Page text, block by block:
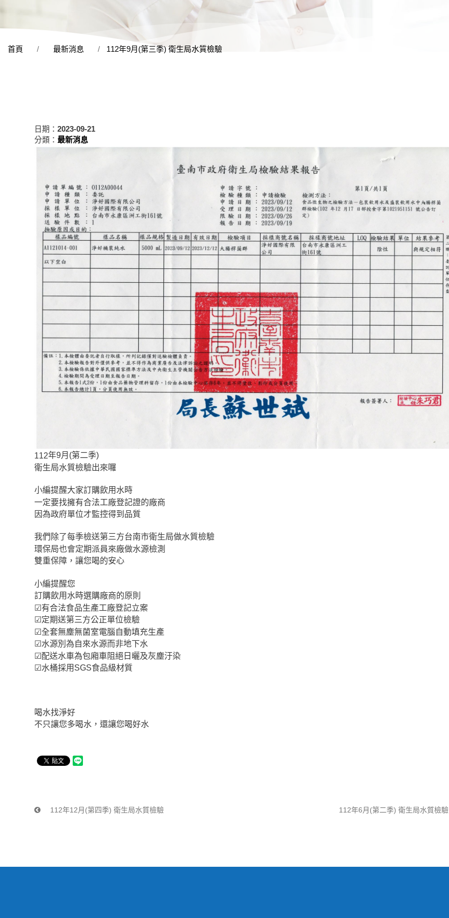
首頁 最新消息 112年9月(第三季) 衛生局水質檢驗
日期：2023-09-21
分類：最新消息
112年9月(第二季)
衛生局水質檢驗出來囉
小編提醒大家訂購飲用水時
一定要找擁有合法工廠登記證的廠商
因為政府單位才監控得到品質
我們除了每季檢送第三方台南市衛生局做水質檢驗
環保局也會定期派員來廠做水源檢測
雙重保障，讓您喝的安心
小編提醒您
訂購飲用水時選購廠商的原則
☑有合法食品生產工廠登記立案
☑定期送第三方公正單位檢驗
☑全套無塵無菌室電腦自動填充生產
☑水源別為自來水源而非地下水
☑配送水車為包廂車阻絕日曬及灰塵汙染
☑水桶採用SGS食品級材質
喝水找淨好
不只讓您多喝水，還讓您喝好水
112年12月(第四季) 衛生局水質檢驗 112年6月(第二季) 衛生局水質檢驗